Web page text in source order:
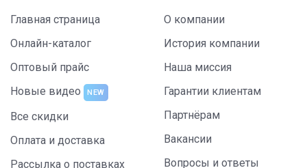
Главная страница
Онлайн-каталог
Оптовый прайс
Новые видео
NEW
Все скидки
Оплата и доставка
Рассылка о поставках
О компании
История компании
Наша миссия
Гарантии клиентам
Партнёрам
Вакансии
Вопросы и ответы